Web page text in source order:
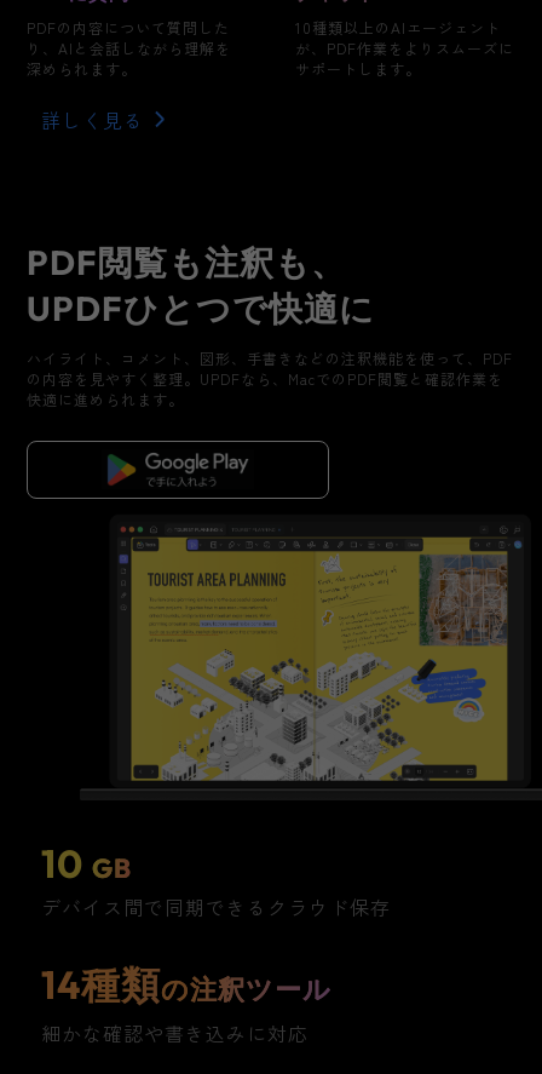
PDFの内容について質問した
り、AIと会話しながら理解を
深められます。
10種類以上のAIエージェント
が、PDF作業をよりスムーズに
サポートします。
詳しく見る
PDF閲覧も注釈も、
UPDFひとつで快適に
ハイライト、コメント、図形、手書きなどの注釈機能を使って、PDF
の内容を見やすく整理。UPDFなら、MacでのPDF閲覧と確認作業を
快適に進められます。
無料ダウンロード
10 GB
デバイス間で同期できるクラウド保存
14種類の注釈ツール
細かな確認や書き込みに対応